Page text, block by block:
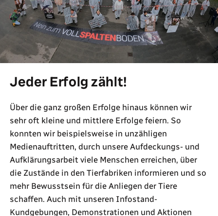
Jeder Erfolg zählt!
Über die ganz großen Erfolge hinaus können wir
sehr oft kleine und mittlere Erfolge feiern. So
konnten wir beispielsweise in unzähligen
Medienauftritten, durch unsere Aufdeckungs- und
Aufklärungsarbeit viele Menschen erreichen, über
die Zustände in den Tierfabriken informieren und so
mehr Bewusstsein für die Anliegen der Tiere
schaffen. Auch mit unseren Infostand-
Kundgebungen, Demonstrationen und Aktionen